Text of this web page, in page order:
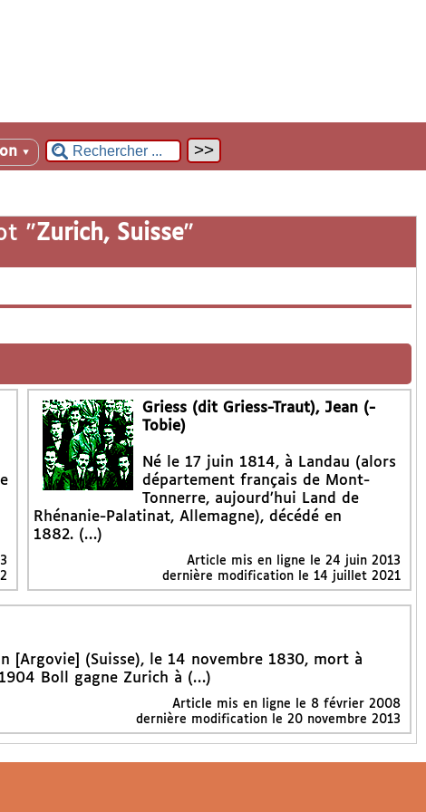
▼
"Zurich, Suisse"
Griess (dit Griess-Traut), Jean (-
Tobie)
Né le 17 juin 1814, à Landau (alors
département français de Mont-
Tonnerre, aujourd’hui Land de
Rhénanie-Palatinat, Allemagne), décédé en
1882. (…)
Article mis en ligne le24 juin 2013
dernière modification le 14 juillet 2021
[Argovie] (Suisse), le 14 novembre 1830, mort à
Boll gagne Zurich à (…)
Article mis en ligne le 8 février 2008
dernière modification le 20 novembre 2013